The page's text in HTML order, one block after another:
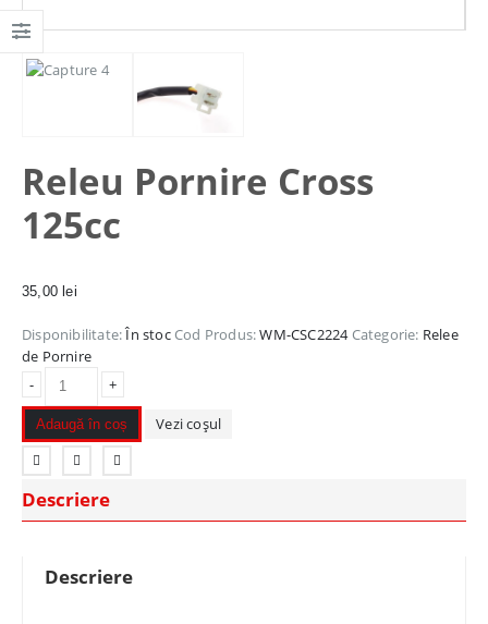
Releu Pornire Cross
125cc
35,00 lei
Disponibilitate:În stocCod Produs:WM-CSC2224Categorie: Relee
de Pornire
-
+
Adaugă în coș Vezi coșul
Descriere
Descriere